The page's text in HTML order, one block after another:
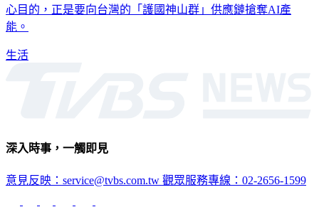
心目的，正是要向台灣的「護國神山群」供應鏈搶奪AI產
能。
生活
深入時事，一觸即見
意見反映：service@tvbs.com.tw 觀眾服務專線：02-2656-1599